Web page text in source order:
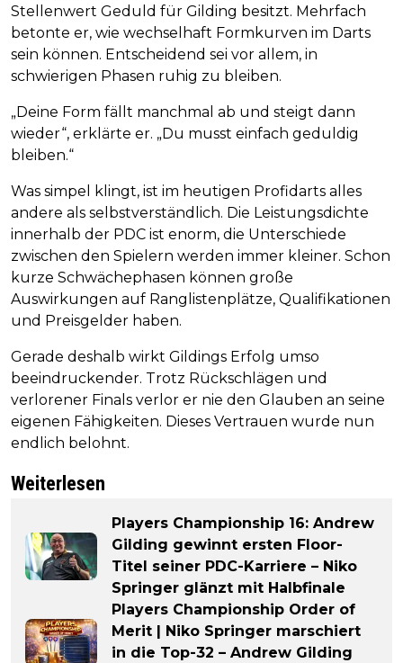
Stellenwert Geduld für Gilding besitzt. Mehrfach
betonte er, wie wechselhaft Formkurven im Darts
sein können. Entscheidend sei vor allem, in
schwierigen Phasen ruhig zu bleiben.
„Deine Form fällt manchmal ab und steigt dann
wieder“, erklärte er. „Du musst einfach geduldig
bleiben.“
Was simpel klingt, ist im heutigen Profidarts alles
andere als selbstverständlich. Die Leistungsdichte
innerhalb der PDC ist enorm, die Unterschiede
zwischen den Spielern werden immer kleiner. Schon
kurze Schwächephasen können große
Auswirkungen auf Ranglistenplätze, Qualifikationen
und Preisgelder haben.
Gerade deshalb wirkt Gildings Erfolg umso
beeindruckender. Trotz Rückschlägen und
verlorener Finals verlor er nie den Glauben an seine
eigenen Fähigkeiten. Dieses Vertrauen wurde nun
endlich belohnt.
Weiterlesen
Players Championship 16: Andrew
Gilding gewinnt ersten Floor-
Titel seiner PDC-Karriere – Niko
Springer glänzt mit Halbfinale
Players Championship Order of
Merit | Niko Springer marschiert
in die Top-32 – Andrew Gilding